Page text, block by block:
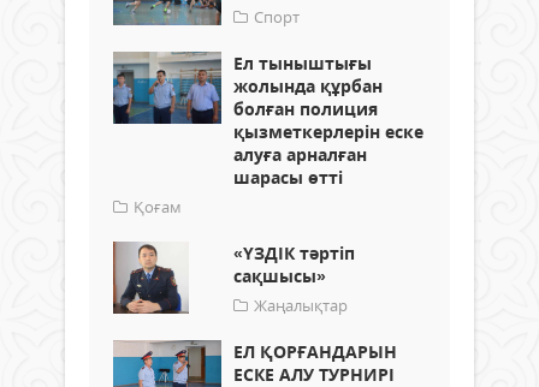
Спорт
Ел тыныштығы
жолында құрбан
болған полиция
қызметкерлерін еске
алуға арналған
шарасы өтті
Қоғам
«ҮЗДІК тәртіп
сақшысы»
Жаңалықтар
ЕЛ ҚОРҒАНДАРЫН
ЕСКЕ АЛУ ТУРНИРІ